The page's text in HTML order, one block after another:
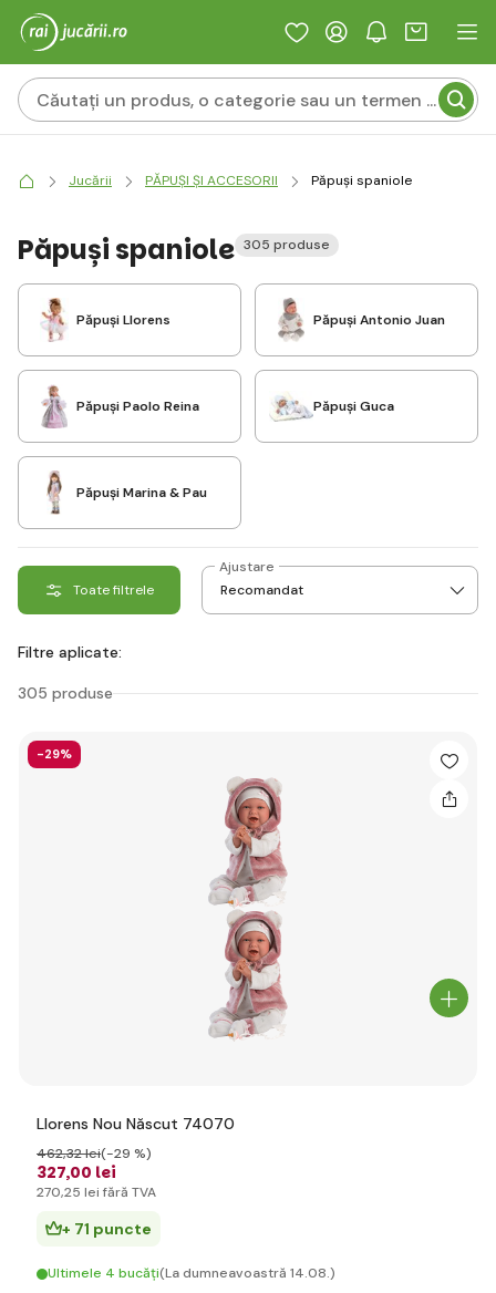
Jucării PĂPUȘI ȘI ACCESORII Păpuși spaniole
Păpuși spaniole 305 produse
Păpuși Llorens Păpuși Antonio Juan
Păpuși Paolo Reina Păpuși Guca
Păpuși Marina & Pau
Toate filtrele
Ajustare
Filtre aplicate:
305 produse
-29%
Llorens Nou Născut 74070
327,00 lei
462,32 lei(-29 %)
270,25 lei fără TVA
+ 71 puncte
Ultimele 4 bucăți(La dumneavoastră 14.08.)